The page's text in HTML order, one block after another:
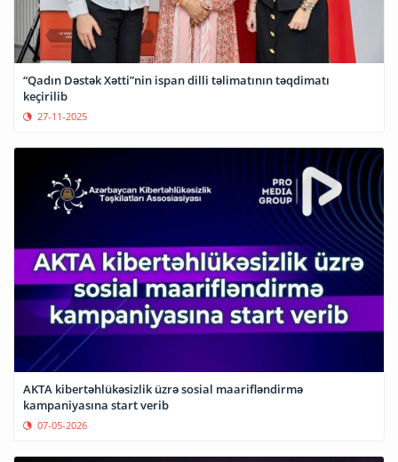
“Qadın Dəstək Xətti”nin ispan dilli təlimatının təqdimatı
keçirilib
27-11-2025
AKTA kibertəhlükəsizlik üzrə sosial maarifləndirmə
kampaniyasına start verib
07-05-2026